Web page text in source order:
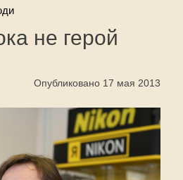
не герой
Опубликовано 17 мая 2013